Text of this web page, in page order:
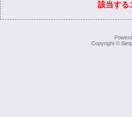
該当する
Copyright ©